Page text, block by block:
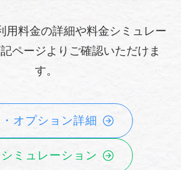
用料金の詳細や料金シミュレー
ページよりご確認いただけま
す。
オプション詳細
ミュレーション